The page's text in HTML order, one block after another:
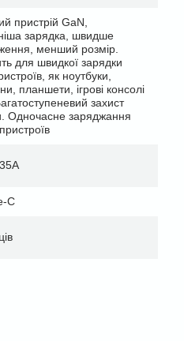
пристрій GaN,
зарядка, швидше
менший розмір.
для швидкої зарядки
як ноутбуки,
планшети, ігрові консолі
захист
Одночасне заряджання
C